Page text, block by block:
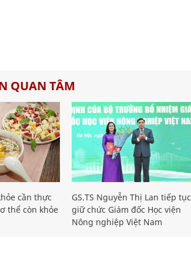
QUAN TÂM
cần thực
thể còn khỏe
GS.TS Nguyễn Thị Lan tiếp tục
giữ chức Giám đốc Học viện
Nông nghiệp Việt Nam